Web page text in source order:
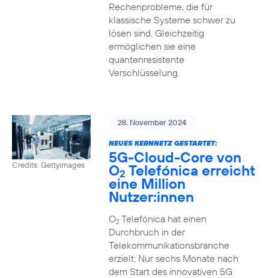
Rechenprobleme, die für
klassische Systeme schwer zu
lösen sind. Gleichzeitig
ermöglichen sie eine
quantenresistente
Verschlüsselung.
Credits: Gettyimages
28. November 2024
NEUES KERNNETZ GESTARTET:
5G-Cloud-Core von
O2 Telefónica erreicht
eine Million
Nutzer:innen
O2Telefónica hat einen
Durchbruch in der
Telekommunikationsbranche
erzielt: Nur sechs Monate nach
dem Start des innovativen 5G